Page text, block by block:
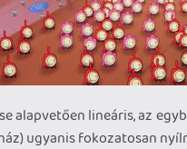
alapvetően lineáris, az
ugyanis fokozatosan